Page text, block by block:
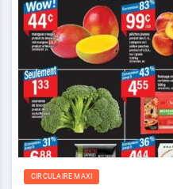
CIRCULAIRE MAXI